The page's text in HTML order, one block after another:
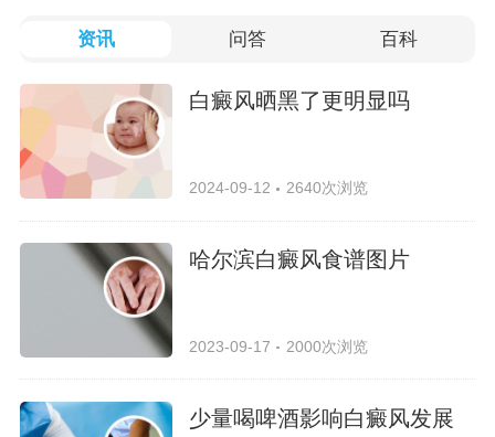
资讯 问答 百科
白癜风晒黑了更明显吗
2024-09-12 2640次浏览
哈尔滨白癜风食谱图片
2023-09-17 2000次浏览
少量喝啤酒影响白癜风发展